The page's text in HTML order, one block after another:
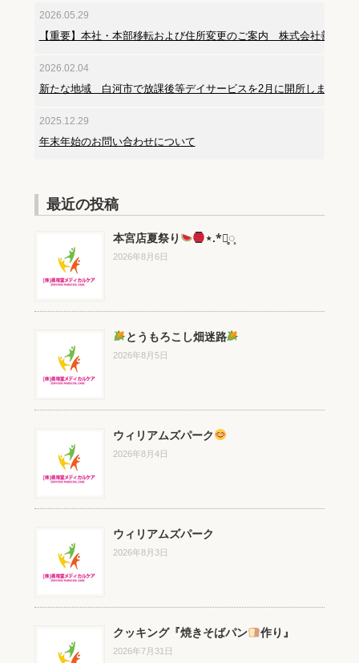
2026.05.29
【重要】本社・本部移転および住所変更のご案内 株式会社善用堂
2026.02.04
新たな地域 白河市で放課後等デイサービスを2月に開所しました。
2025.12.29
年末年始のお問い合わせについて
最近の投稿
本宮店夏祭り ⋆.*⃝̥◌̥
2026年8月6日
とうもろこし畑迷路
2026年8月5日
ウィリアムズパーク
2026年8月4日
ウィリアムズパーク
2026年8月3日
クッキング『焼きそばパン 作り』
2026年7月31日